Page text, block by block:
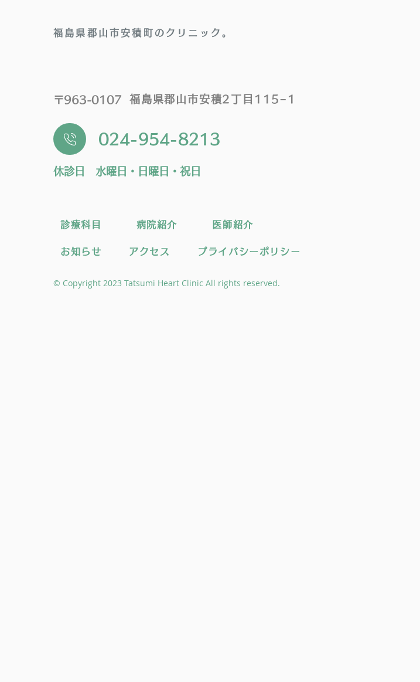
福島県郡山市安積町のクリニック。
〒963-0107 福島県郡山市安積2丁目115−1
024-954-8213
休診日 水曜日・日曜日・祝日
診療科目 病院紹介 医師紹介
お知らせ アクセス プライバシーポリシー
© Copyright 2023 Tatsumi Heart Clinic All rights reserved.